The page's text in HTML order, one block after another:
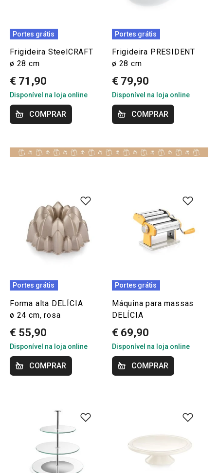
Portes grátis
Frigideira SteelCRAFT
ø 28 cm
€ 71,90
Disponível na loja online
COMPRAR
Portes grátis
Frigideira PRESIDENT
ø 28 cm
€ 79,90
Disponível na loja online
COMPRAR
Portes grátis
Forma alta DELÍCIA
ø 24 cm, rosa
€ 55,90
Disponível na loja online
COMPRAR
Portes grátis
Máquina para massas
DELÍCIA
€ 69,90
Disponível na loja online
COMPRAR